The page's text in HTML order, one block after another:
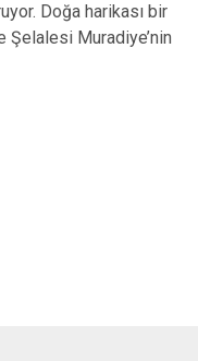
Doğa harikası bir
Şelalesi Muradiye’nin